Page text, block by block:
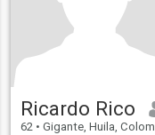
Ricardo Rico
62 • Gigante, Huila, Colombia